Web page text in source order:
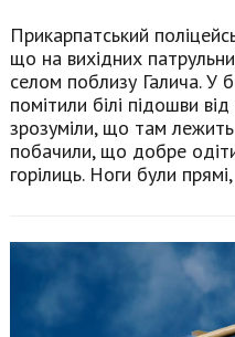
Прикарпатський
що на вихідних
селом поблизу Галича. У
помітили білі підошви
зрозуміли, що там
побачили, що добре
горілиць. Ноги були